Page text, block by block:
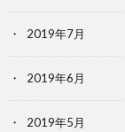
2019年7月
2019年6月
2019年5月